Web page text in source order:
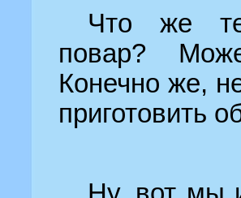
Что же
повар?
Конечно же,
приготовить